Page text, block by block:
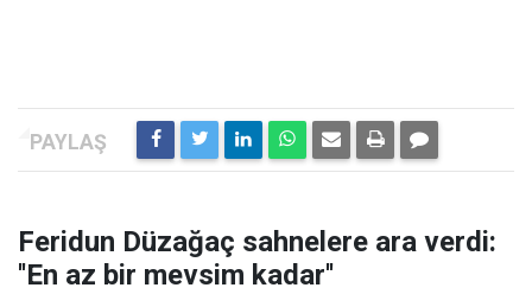
Feridun Düzağaç sahnelere ara verdi:
''En az bir mevsim kadar''